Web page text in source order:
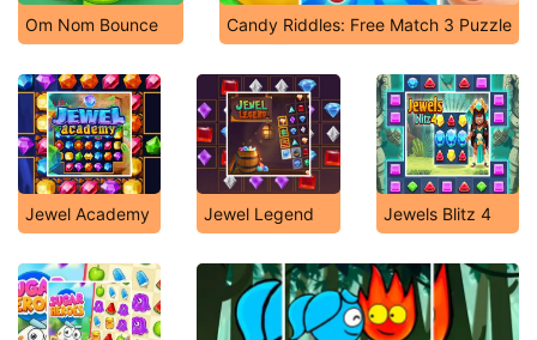
Om Nom Bounce Candy Riddles: Free Match 3 Puzzle
Jewel Academy Jewel Legend Jewels Blitz 4